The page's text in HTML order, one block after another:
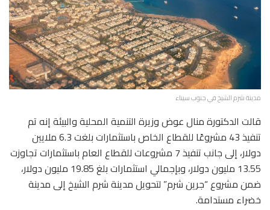
مدينة شرم الشيخ في جنوب سيناء
قالت الدكتورة منال عوض وزيرة التنمية المحلية والبيئة إنه تم
تنفيذ 43 مشروعًا للقطاع الخاص باستثمارات بلغت 6.3 ملايين
دولار، إلى جانب تنفيذ 7 مشروعات للقطاع العام باستثمارات تجاوزت
13.55 مليون دولار، وبإجمالي استثمارات بلغ 19.85 مليون دولار،
ضمن مشروع “جرين شرم” لتحويل مدينة شرم الشيخ إلى مدينة
خضراء مستدامة.